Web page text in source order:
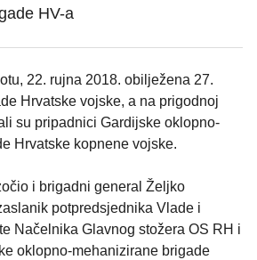
HV-a
22. rujna 2018. obilježena 27.
Hrvatske vojske, a na prigodnoj
su pripadnici Gardijske oklopno-
Hrvatske kopnene vojske.
i brigadni general Željko
potpredsjednika Vlade i
Načelnika Glavnog stožera OS RH i
oklopno-mehanizirane brigade